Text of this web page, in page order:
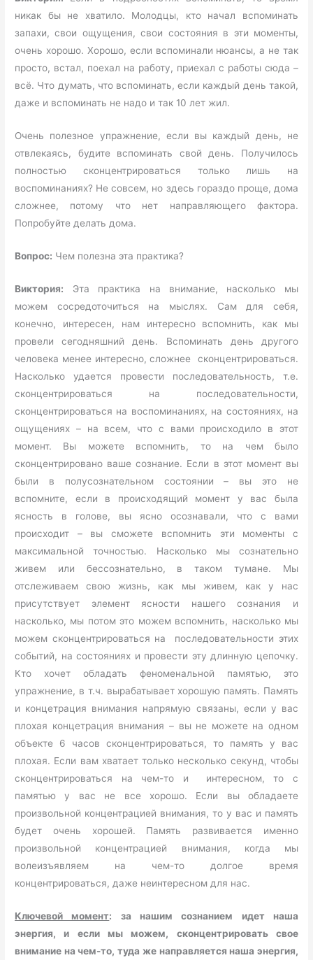
никак бы не хватило. Молодцы, кто начал вспоминать
запахи, свои ощущения, свои состояния в эти моменты,
очень хорошо. Хорошо, если вспоминали нюансы, а не так
просто, встал, поехал на работу, приехал с работы сюда –
всё. Что думать, что вспоминать, если каждый день такой,
даже и вспоминать не надо и так 10 лет жил.
Очень полезное упражнение, если вы каждый день, не
отвлекаясь, будите вспоминать свой день. Получилось
полностью сконцентрироваться только лишь на
воспоминаниях? Не совсем, но здесь гораздо проще, дома
сложнее, потому что нет направляющего фактора.
Попробуйте делать дома.
Вопрос: Чем полезна эта практика?
Виктория: Эта практика на внимание, насколько мы
можем сосредоточиться на мыслях. Сам для себя,
конечно, интересен, нам интересно вспомнить, как мы
провели сегодняшний день. Вспоминать день другого
человека менее интересно, сложнее сконцентрироваться.
Насколько удается провести последовательность, т.е.
сконцентрироваться на последовательности,
сконцентрироваться на воспоминаниях, на состояниях, на
ощущениях – на всем, что с вами происходило в этот
момент. Вы можете вспомнить, то на чем было
сконцентрировано ваше сознание. Если в этот момент вы
были в полусознательном состоянии – вы это не
вспомните, если в происходящий момент у вас была
ясность в голове, вы ясно осознавали, что с вами
происходит – вы сможете вспомнить эти моменты с
максимальной точностью. Насколько мы сознательно
живем или бессознательно, в таком тумане. Мы
отслеживаем свою жизнь, как мы живем, как у нас
присутствует элемент ясности нашего сознания и
насколько, мы потом это можем вспомнить, насколько мы
можем сконцентрироваться на последовательности этих
событий, на состояниях и провести эту длинную цепочку.
Кто хочет обладать феноменальной памятью, это
упражнение, в т.ч. вырабатывает хорошую память. Память
и концетрация внимания напрямую связаны, если у вас
плохая концетрация внимания – вы не можете на одном
объекте 6 часов сконцентрироваться, то память у вас
плохая. Если вам хватает только несколько секунд, чтобы
сконцентрироваться на чем-то и интересном, то с
памятью у вас не все хорошо. Если вы обладаете
произвольной концентрацией внимания, то у вас и память
будет очень хорошей. Память развивается именно
произвольной концентрацией внимания, когда мы
волеизъявляем на чем-то долгое время
концентрироваться, даже неинтересном для нас.
Ключевой момент: за нашим сознанием идет наша
энергия, и если мы можем, сконцентрировать свое
внимание на чем-то, туда же направляется наша энергия,